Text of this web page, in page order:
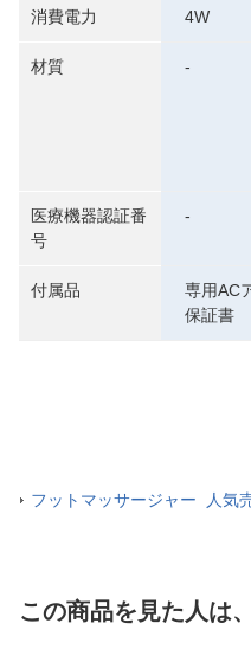
消費電力
材質
医療機器認証番
号
付属品
4W
-
-
専用AC
保証書
フットマッサージャー 人気
この商品を見た人は